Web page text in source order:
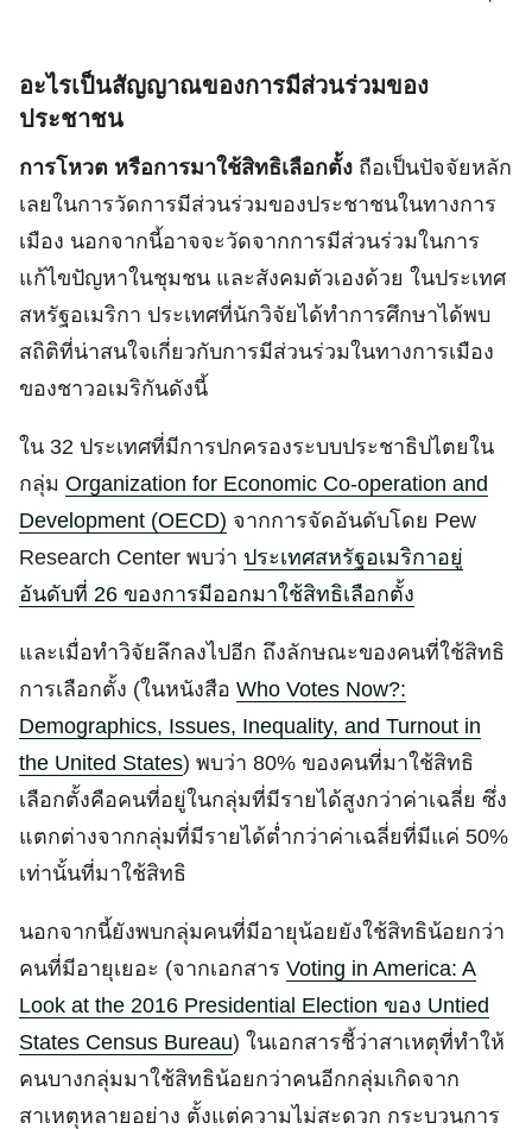
อะไรเป็นสัญญาณของการมีส่วนร่วมของ
ประชาชน
การโหวต หรือการมาใช้สิทธิเลือกตั้ง ถือเป็นปัจจัยหลัก
เลยในการวัดการมีส่วนร่วมของประชาชนในทางการ
เมือง นอกจากนี้อาจจะวัดจากการมีส่วนร่วมในการ
แก้ไขปัญหาในชุมชน และสังคมตัวเองด้วย ในประเทศ
สหรัฐอเมริกา ประเทศที่นักวิจัยได้ทำการศึกษาได้พบ
สถิติที่น่าสนใจเกี่ยวกับการมีส่วนร่วมในทางการเมือง
ของชาวอเมริกันดังนี้
ใน 32 ประเทศที่มีการปกครองระบบประชาธิปไตยใน
กลุ่ม Organization for Economic Co-operation and
Development (OECD) จากการจัดอันดับโดย Pew
Research Center พบว่า ประเทศสหรัฐอเมริกาอยู่
อันดับที่ 26 ของการมีออกมาใช้สิทธิเลือกตั้ง
และเมื่อทำวิจัยลึกลงไปอีก ถึงลักษณะของคนที่ใช้สิทธิ
การเลือกตั้ง (ในหนังสือ Who Votes Now?:
Demographics, Issues, Inequality, and Turnout in
the United States) พบว่า 80% ของคนที่มาใช้สิทธิ
เลือกตั้งคือคนที่อยู่ในกลุ่มที่มีรายได้สูงกว่าค่าเฉลี่ย ซึ่ง
แตกต่างจากกลุ่มที่มีรายได้ต่ำกว่าค่าเฉลี่ยที่มีแค่ 50%
เท่านั้นที่มาใช้สิทธิ
นอกจากนี้ยังพบกลุ่มคนที่มีอายุน้อยยังใช้สิทธิน้อยกว่า
คนที่มีอายุเยอะ (จากเอกสาร Voting in America: A
Look at the 2016 Presidential Election ของ Untied
States Census Bureau) ในเอกสารชี้ว่าสาเหตุที่ทำให้
คนบางกลุ่มมาใช้สิทธิน้อยกว่าคนอีกกลุ่มเกิดจาก
สาเหตุหลายอย่าง ตั้งแต่ความไม่สะดวก กระบวนการ